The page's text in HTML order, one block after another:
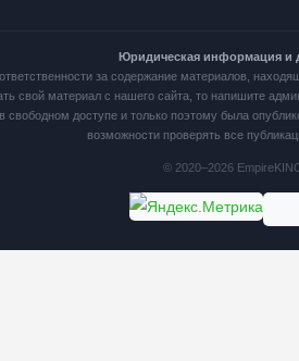
Юридическая информация и
за содержание материалов,
свой материал с нашего сайта, то напишите
свободном доступе и только поэтому была
возможности проверять все
© 2020–2026